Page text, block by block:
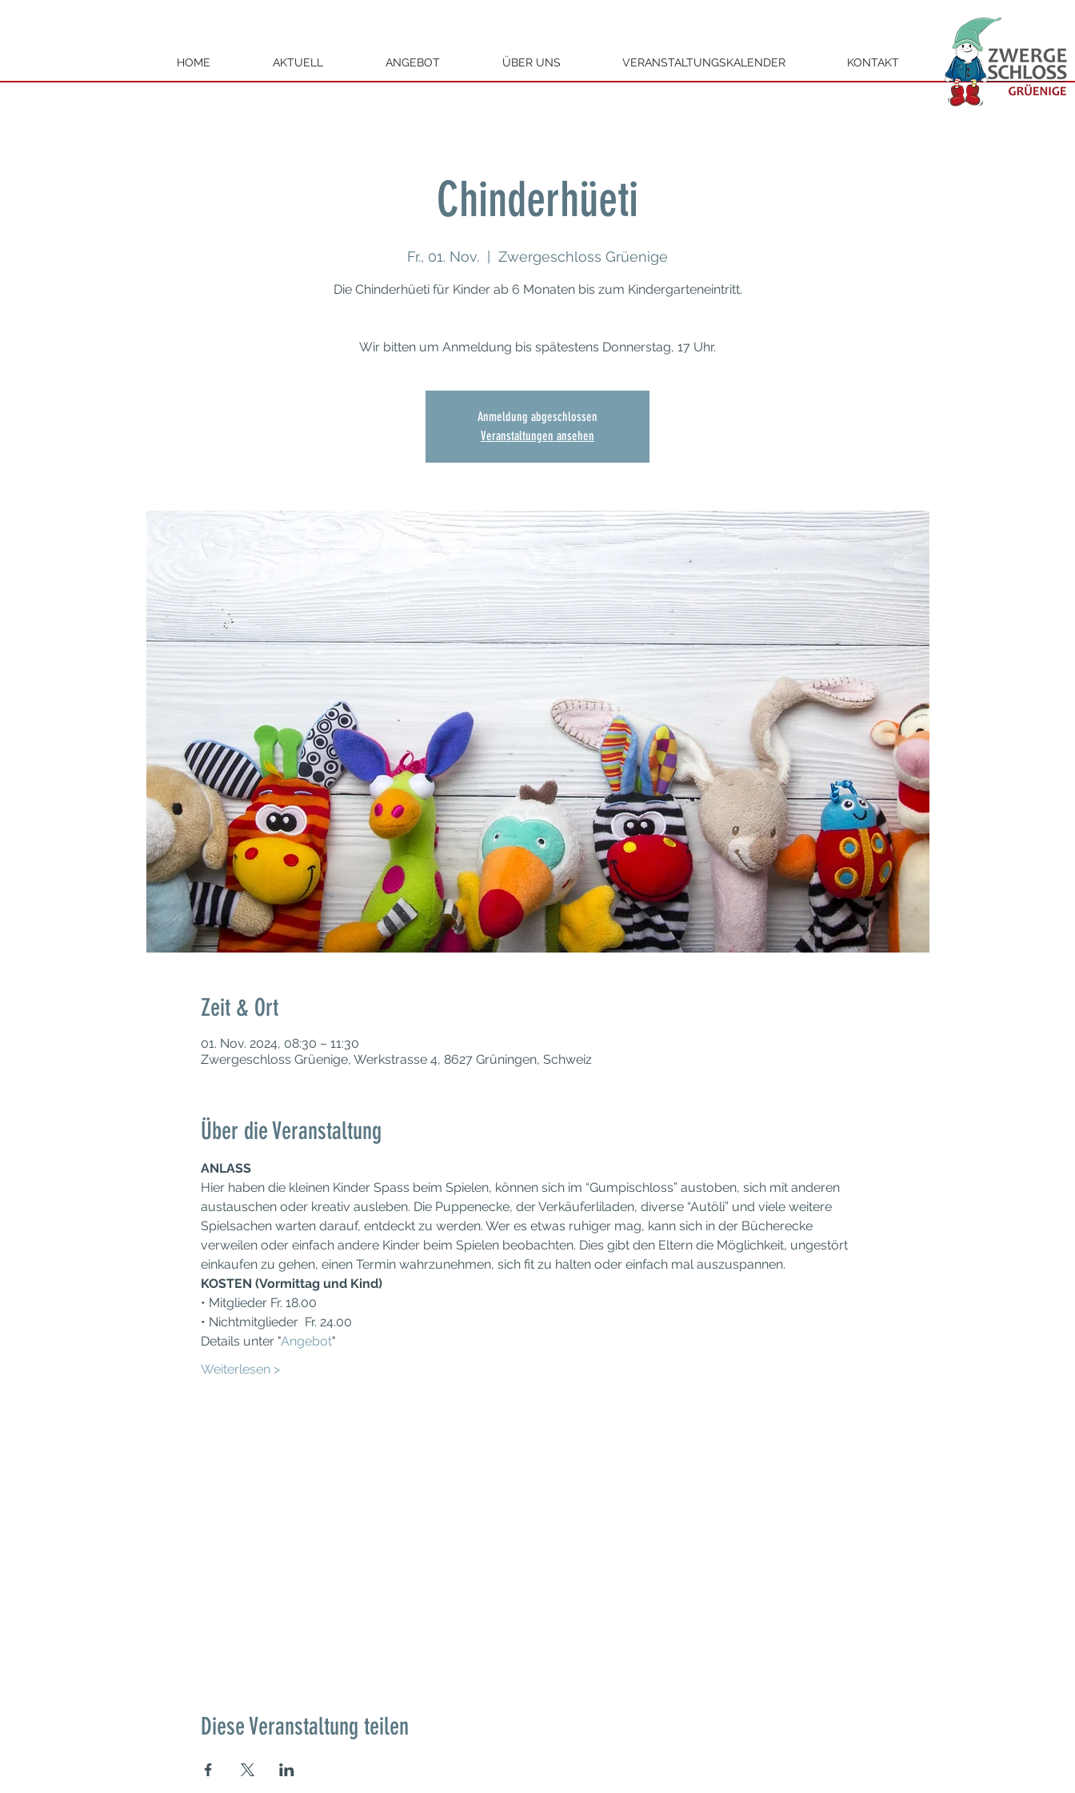
HOME AKTUELL ANGEBOT ÜBER UNS VERANSTALTUNGSKALENDER KONTAKT
Chinderhüeti
Fr., 01. Nov. Zwergeschloss Grüenige
Die Chinderhüeti für Kinder ab 6 Monaten bis zum Kindergarteneintritt.
Wir bitten um Anmeldung bis spätestens Donnerstag, 17 Uhr.
Anmeldung abgeschlossen
Veranstaltungen ansehen
Zeit & Ort
01. Nov. 2024, 08:30 – 11:30
Zwergeschloss Grüenige, Werkstrasse 4, 8627 Grüningen, Schweiz
Über die Veranstaltung
ANLASS
Hier haben die kleinen Kinder Spass beim Spielen, können sich im “Gumpischloss” austoben, sich mit anderen
austauschen oder kreativ ausleben. Die Puppenecke, der Verkäuferliladen, diverse “Autöli” und viele weitere
Spielsachen warten darauf, entdeckt zu werden. Wer es etwas ruhiger mag, kann sich in der Bücherecke
verweilen oder einfach andere Kinder beim Spielen beobachten. Dies gibt den Eltern die Möglichkeit, ungestört
einkaufen zu gehen, einen Termin wahrzunehmen, sich fit zu halten oder einfach mal auszuspannen.
KOSTEN (Vormittag und Kind)
• Mitglieder Fr. 18.00
• Nichtmitglieder  Fr. 24.00
Details unter "Angebot"
Weiterlesen >
Diese Veranstaltung teilen